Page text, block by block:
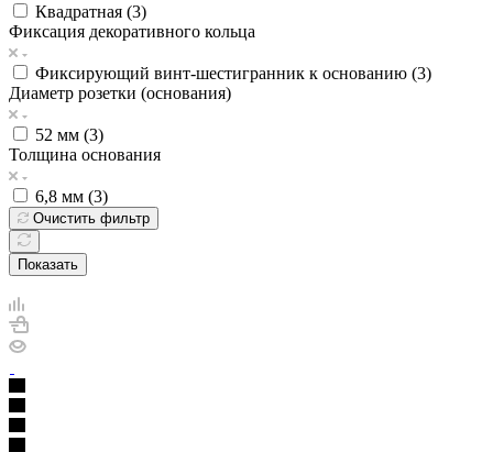
Квадратная (3)
Фиксация декоративного кольца
Фиксирующий винт-шестигранник к основанию (3)
Диаметр розетки (основания)
52 мм (3)
Толщина основания
6,8 мм (3)
Очистить фильтр
Показать